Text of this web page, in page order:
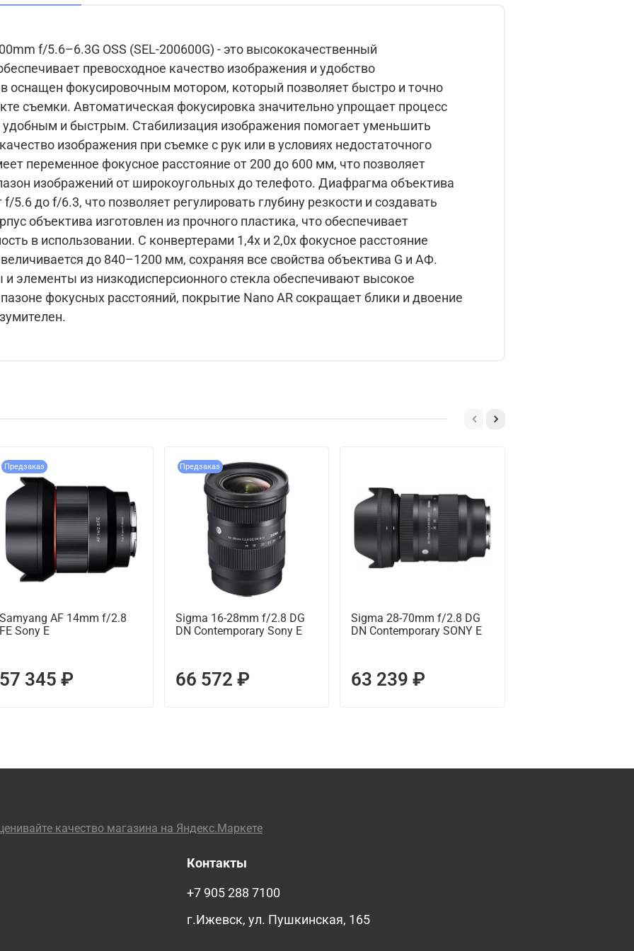
f/5.6–6.3G OSS (SEL-200600G) - это высококачественный
превосходное качество изображения и удобство
съемки. Автоматическая фокусировка значительно упрощает процесс
изображения помогает уменьшить
изображения при съемке с рук или в условиях недостаточного
от широкоугольных до телефото. Диафрагма объектива
5.6 до f/6.3, что позволяет регулировать глубину резкости и создавать
1,4x и 2,0x фокусное расстояние
до 840–1200 мм, сохраняя все свойства объектива G и АФ.
элементы из низкодисперсионного стекла обеспечивают высокое
фокусных расстояний, покрытие Nano AR сокращает блики и двоение
Предзаказ
AF 14mm f/2.8
Sony E
345 ₽
Предзаказ
Sigma 16-28mm f/2.8 DG
DN Contemporary Sony E
66 572 ₽
Sigma 28-70mm f/2.8 DG
DN Contemporary SONY E
63 239 ₽
Контакты
+7 905 288 7100
г.Ижевск, ул. Пушкинская, 165